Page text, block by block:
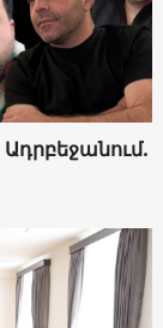
Ադրբեջանում.